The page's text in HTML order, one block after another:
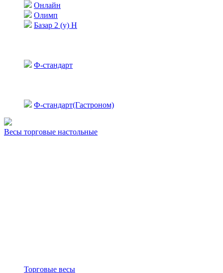
Онлайн
Олимп
Базар 2 (у) Н
Ф-стандарт
Ф-стандарт(Гастроном)
Весы торговые настольные
Торговые весы